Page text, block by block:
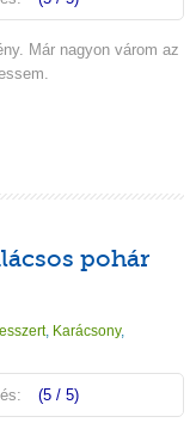
Már nagyon várom az
pohár
, Karácsony,
(5 / 5)